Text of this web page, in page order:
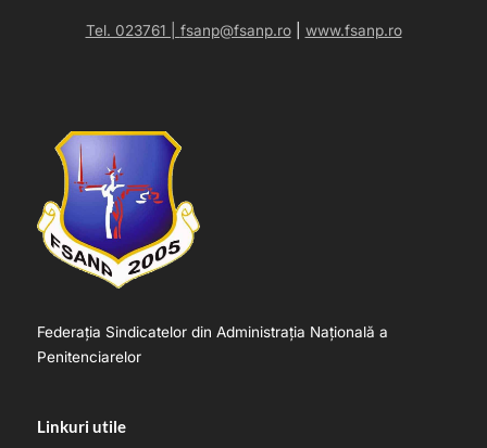
Tel. 023761 | fsanp@fsanp.ro| www.fsanp.ro
Federația Sindicatelor din Administrația Națională a
Penitenciarelor
Linkuri utile